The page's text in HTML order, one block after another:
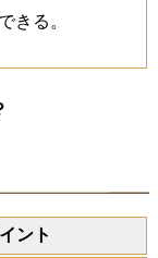
きる。
ント